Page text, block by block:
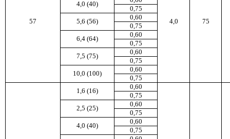
57 4,0 75
4,0 (40)
0,75
5,6 (56)
0,60
0,75
6,4 (64)
0,60
0,75
7,5 (75)
0,60
0,75
10,0 (100)
0,60
0,75
1,6 (16)
0,60
0,75
2,5 (25)
0,60
0,75
4,0 (40)
0,60
0,75